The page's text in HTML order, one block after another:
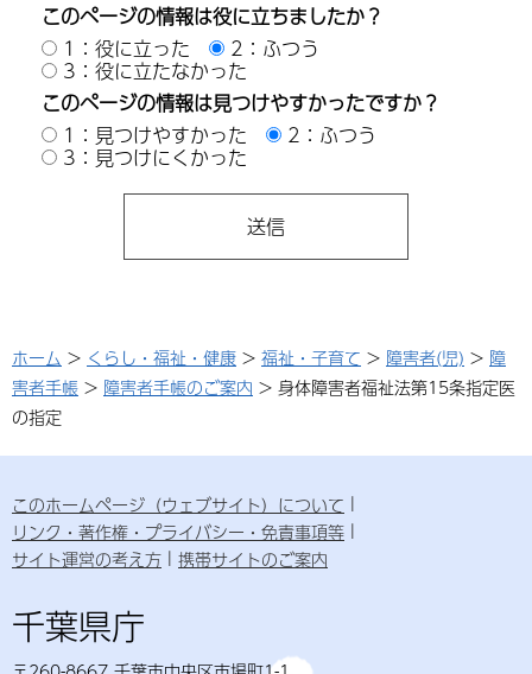
このページの情報は役に立ちましたか？
1：役に立った
2：ふつう
3：役に立たなかった
このページの情報は見つけやすかったですか？
1：見つけやすかった
2：ふつう
3：見つけにくかった
ホーム > くらし・福祉・健康 > 福祉・子育て > 障害者(児) > 障
害者手帳 > 障害者手帳のご案内 > 身体障害者福祉法第15条指定医
の指定
このホームページ（ウェブサイト）について
リンク・著作権・プライバシー・免責事項等
サイト運営の考え方
携帯サイトのご案内
千葉県庁